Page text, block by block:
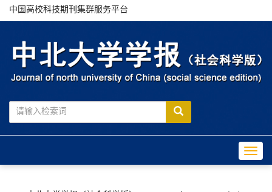
中国高校科技期刊集群服务平台